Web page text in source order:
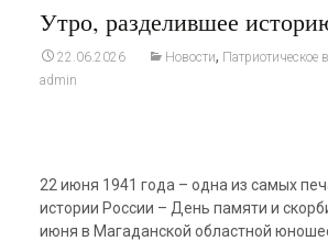
Утро, разделившее
22.06.2026 Новости, Патриотическое
admin
22 июня 1941 года – одна из самых
истории России – День памяти и
июня в Магаданской областной